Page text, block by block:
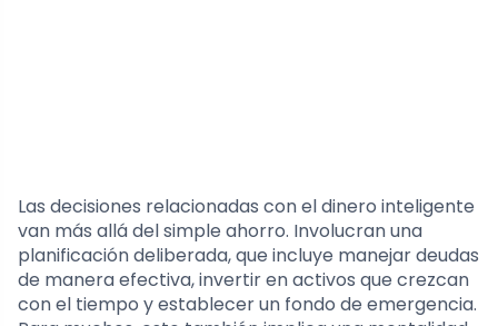
Las decisiones relacionadas con el dinero inteligente
van más allá del simple ahorro. Involucran una
planificación deliberada, que incluye manejar deudas
de manera efectiva, invertir en activos que crezcan
con el tiempo y establecer un fondo de emergencia.